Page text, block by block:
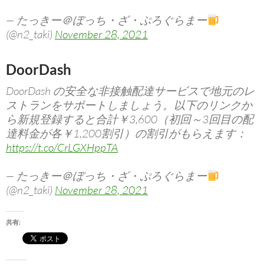
— たっきー＠ぼっち・ざ・ぷろぐらまー
(@n2_taki) November 28, 2021
DoorDash
DoorDash の安全な非接触配達サービスで地元のレ
ストランをサポートしましょう。以下のリンクか
ら新規登録すると合計￥3,600（初回～3回目の配
達料金が各￥1,200割引）の割引がもらえます：
https://t.co/CrLGXHppTA
— たっきー＠ぼっち・ざ・ぷろぐらまー
(@n2_taki) November 28, 2021
共有: